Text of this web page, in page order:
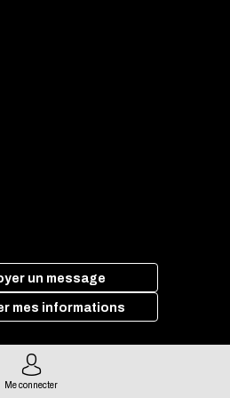
un message
mes informations
Me connecter